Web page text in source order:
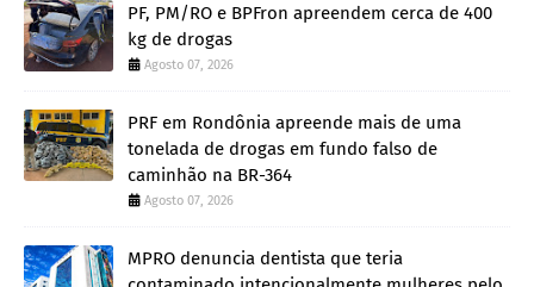
PF, PM/RO e BPFron apreendem cerca de 400
kg de drogas
Agosto 07, 2026
PRF em Rondônia apreende mais de uma
tonelada de drogas em fundo falso de
caminhão na BR-364
Agosto 07, 2026
MPRO denuncia dentista que teria